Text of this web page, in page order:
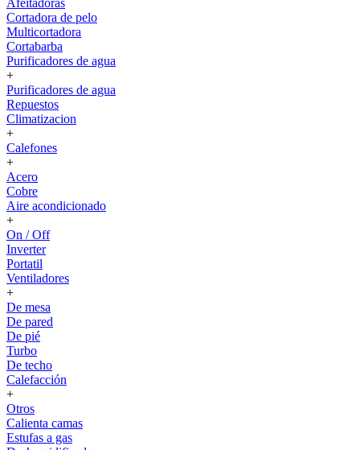
Afeitadoras
Cortadora de pelo
Multicortadora
Cortabarba
Purificadores de agua
+
Purificadores de agua
Repuestos
Climatizacion
+
Calefones
+
Acero
Cobre
Aire acondicionado
+
On / Off
Inverter
Portatil
Ventiladores
+
De mesa
De pared
De pié
Turbo
De techo
Calefacción
+
Otros
Calienta camas
Estufas a gas